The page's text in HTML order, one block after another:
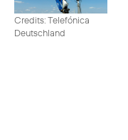
Credits: Telefónica
Deutschland